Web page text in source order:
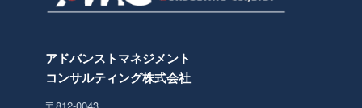
アドバンストマネジメント
コンサルティング株式会社